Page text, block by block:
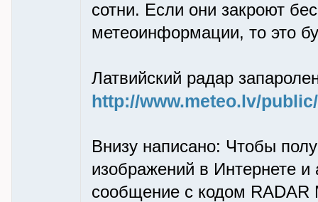
сотни. Если они закроют
метеоинформации, то это
Латвийский радар
http://www.meteo.lv/
Внизу написано: Чтобы
изображений в Интернете и
сообщение с кодом